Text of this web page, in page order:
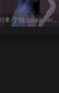
剑来-宁姚qiaqia.ningyao-re.1